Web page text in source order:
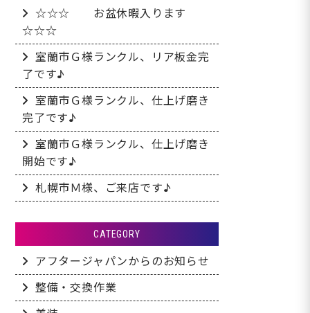
☆☆☆ お盆休暇入ります
☆☆☆
室蘭市Ｇ様ランクル、リア板金完
了です♪
室蘭市Ｇ様ランクル、仕上げ磨き
完了です♪
室蘭市Ｇ様ランクル、仕上げ磨き
開始です♪
札幌市Ｍ様、ご来店です♪
CATEGORY
アフタージャパンからのお知らせ
整備・交換作業